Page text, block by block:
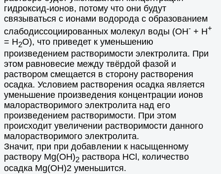
гидроксид-ионов, потому что они будут
связываться с ионами водорода с образованием
слабодиссоциированных молекул воды (OH- + Н+
= Н2О), что приведет к уменьшению
произведением растворимости электролита. При
этом равновесие между твёрдой фазой и
раствором смещается в сторону растворения
осадка. Условием растворения осадка является
уменьшение произведения концентрации ионов
малорастворимого электролита над его
произведением растворимости. При этом
происходит увеличении растворимости данного
малорастворимого электролита.
Значит, при при добавлении к насыщенному
раствору Mg(OH)2 раствора HCl, количество
осадка Mg(OH)2 уменьшится.